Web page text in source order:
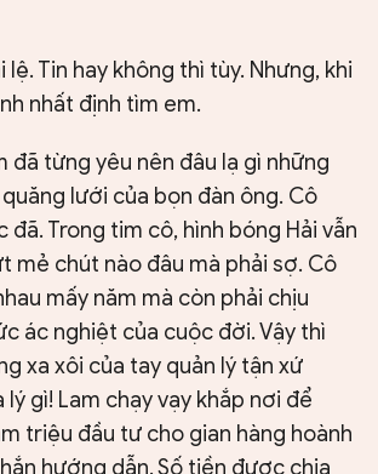
lệ. Tin hay không thì tùy. Nhưng, khi
nhất định tìm em.
đã từng yêu nên đâu lạ gì những
lưới của bọn đàn ông. Cô
Trong tim cô, hình bóng Hải vẫn
mẻ chút nào đâu mà phải sợ. Cô
mấy năm mà còn phải chịu
ác nghiệt của cuộc đời. Vậy thì
xa xôi của tay quản lý tận xứ
lý gì! Lam chạy vạy khắp nơi để
triệu đầu tư cho gian hàng hoành
hướng dẫn. Số tiền được chia